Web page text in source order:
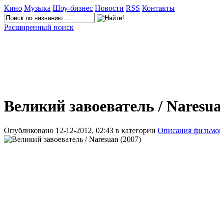
Кино Музыка Шоу-бизнес Новости RSS Контакты
Расширенный поиск
Великий завоеватель /
Опубликовано 12-12-2012, 02:43 в категории Описания